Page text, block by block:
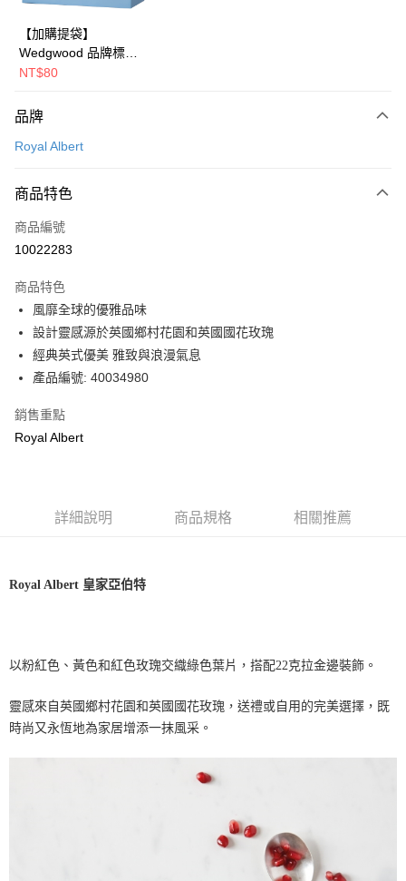
國泰世華商業銀行
臺灣中小企業銀行
匯豐（台灣）商業銀行
聯邦商業銀行
元大商業銀行
台新國際商業銀行
台灣樂天信用卡公司
Google Pay
每筆NT$200，滿NT$3,000(含以上)免運費
【加購提袋】
Wedgwood 品牌標誌
橫式提袋(長43x寬22x
NT$80
品牌
Royal Albert
商品特色
商品編號
10022283
商品特色
風靡全球的優雅品味
設計靈感源於英國鄉村花園和英國國花玫瑰
經典英式優美 雅致與浪漫氣息
產品編號: 40034980
銷售重點
Royal Albert
詳細說明 商品規格 相關推薦
Royal Albert 皇家亞伯特
以粉紅色、黃色和紅色玫瑰交織綠色葉片，搭配22克拉金邊裝飾。
靈感來自英國鄉村花園和英國國花玫瑰，送禮或自用的完美選擇，既
時尚又永恆地為家居增添一抹風采。